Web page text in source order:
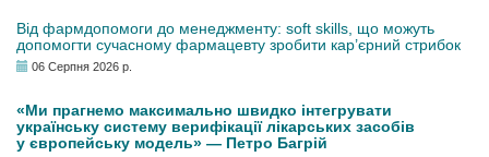
Від фармдопомоги до менеджменту: soft skills, що можуть
допомогти сучасному фармацевту зробити кар’єрний стрибок
06 Серпня 2026 р.
«Ми прагнемо максимально швидко інтегрувати
українську систему верифікації лікарських засобів
у європейську модель» — Петро Багрій